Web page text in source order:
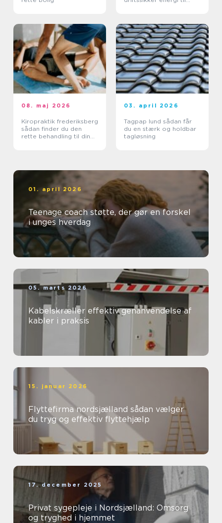
08. maj 2026
Kiropraktik frederiksberg
sådan finder du den
rette behandling til din
03. april 2026
Tagpap lund sådan får
du en stærk og holdbar
tagløsning
01. april 2026
Teenage coach støtte, der gør en forskel
i unges hverdag
05. marts 2026
Kabelskræller effektiv genanvendelse af
kabler i praksis
15. januar 2026
Flyttefirma nordsjælland sådan vælger
du tryg og effektiv flyttehjælp
17. december 2025
Privat sygepleje i Nordsjælland: Omsorg
og tryghed i hjemmet